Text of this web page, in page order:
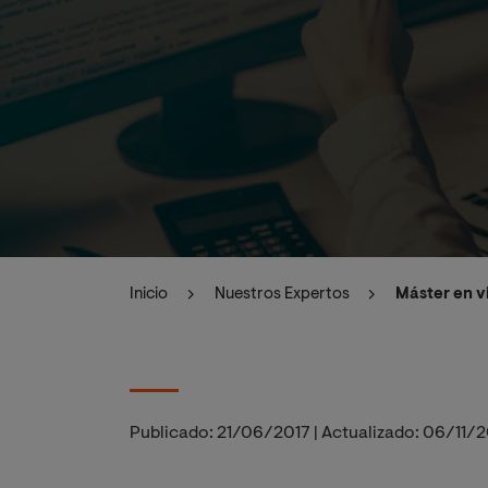
Inicio Nuestros Expertos Máster en
Publicado: 21/06/2017 Actualizado: 06/11/